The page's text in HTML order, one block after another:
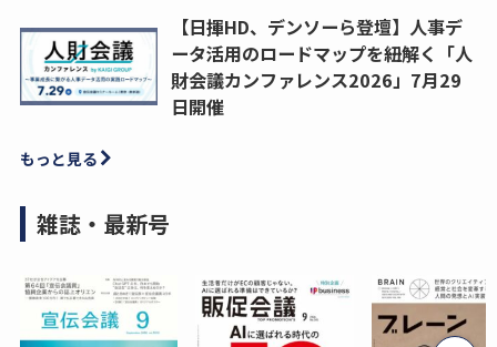
【日揮HD、デンソーら登壇】人事デ
ータ活用のロードマップを紐解く「人
財会議カンファレンス2026」7月29
日開催
もっと見る
雑誌・最新号